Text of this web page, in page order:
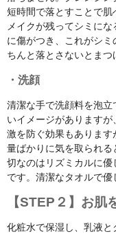
短時間で落とすことで肌
メイクが残ってシミに
に傷がつき、これがシ
ちんと落とさないとまつ
・洗顔
清潔な手で洗顔料を泡
いイメージがあります
激を防ぐ効果もありま
量ばかりに気を取られ
切なのはリズミカルに
です。清潔なタオルで優
【STEP２】お肌
化粧水で保湿し、乳液と